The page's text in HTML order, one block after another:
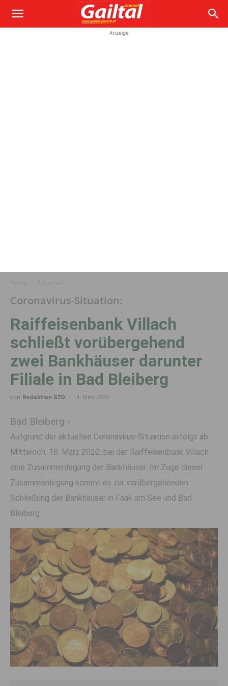
Anzeige
Coronavirus-Situation:
Raiffeisen­bank Villach
schließt vor­über­gehend
zwei Bank­häuser darunter
Filiale in Bad Bleiberg
von Redaktion GTO - 14. März 2020
Bad Bleiberg -
Aufgrund der aktuellen Coronavirus-Situation erfolgt ab
Mittwoch, 18. März 2020, bei der Raiffeisenbank Villach
eine Zusammenlegung der Bankhäuser. Im Zuge dieser
Zusammenlegung kommt es zur vorübergehenden
Schließung der Bankhäuser in Faak am See und Bad
Bleiberg.